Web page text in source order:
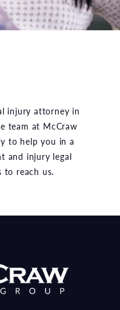
injury attorney in
team at McCraw
to help you in a
and injury legal
to reach us.